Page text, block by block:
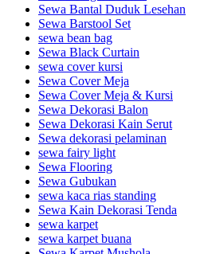
Sewa Bantal Duduk Lesehan
Sewa Barstool Set
sewa bean bag
Sewa Black Curtain
sewa cover kursi
Sewa Cover Meja
Sewa Cover Meja & Kursi
Sewa Dekorasi Balon
Sewa Dekorasi Kain Serut
Sewa dekorasi pelaminan
sewa fairy light
Sewa Flooring
Sewa Gubukan
sewa kaca rias standing
Sewa Kain Dekorasi Tenda
sewa karpet
sewa karpet buana